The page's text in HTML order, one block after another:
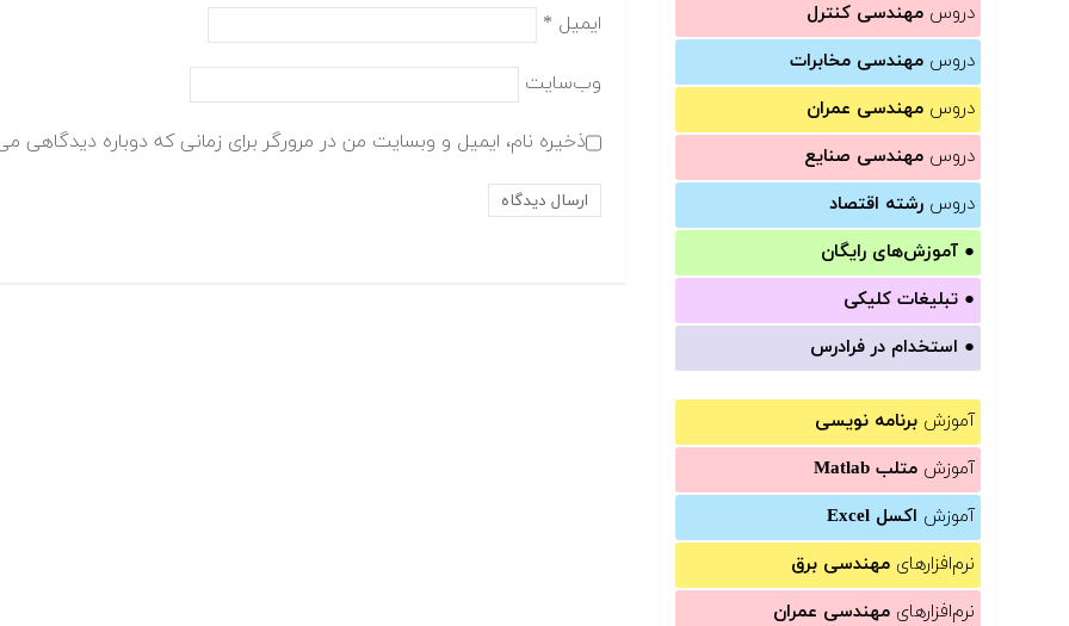
دروس مهندسی کنترل
دروس مهندسی مخابرات
دروس مهندسی عمران
دروس مهندسی صنایع
دروس رشته اقتصاد
● آموزش‌های رایگان
● تبلیغات کلیکی
● استخدام در فرادرس
آموزش برنامه نویسی
آموزش متلب Matlab
آموزش اکسل Excel
نرم‌افزارهای مهندسی برق
نرم‌افزارهای مهندسی عمران
ایمیل *
وب‌سایت
ذخیره نام، ایمیل و وبسایت من در مرورگر برای زمانی که دوباره دیدگاهی